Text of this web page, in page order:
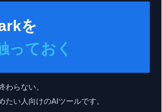
を
っておく
わらない。
い人向けのAIツールです。